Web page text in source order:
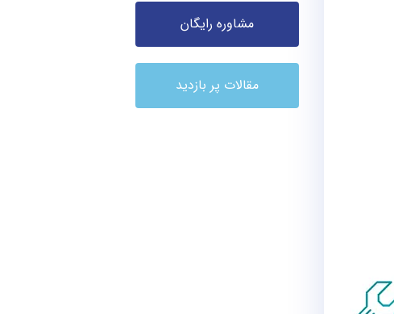
مشاوره رایگان
مقالات پر بازدید